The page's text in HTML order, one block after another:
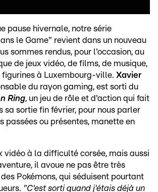
pause hivernale, notre série
le Game" revient dans un nouveau
sommes rendus, pour l'occasion, au
de jeux vidéo, de films, de musique,
à Luxembourg-ville. Xavier
du rayon gaming, est sorti du
Ring, un jeu de rôle et d'action qui fait
sa sortie fin février, pour nous parler
passées ou présentes, manette en
vidéo à la difficulté corsée, mais aussi
il avoue ne pas être très
Pokémons, qui séduisent pourtant
"C'est sorti quand j'étais déjà un